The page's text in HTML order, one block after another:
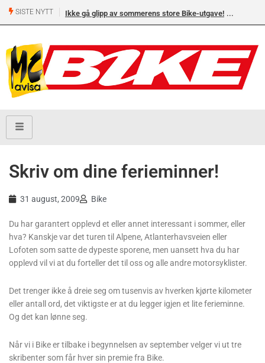
SISTE NYTT Ikke gå glipp av sommerens store Bike-utgave!
Skriv om dine ferieminner!
31 august, 2009 Bike
Du har garantert opplevd et eller annet interessant i sommer, eller
hva? Kanskje var det turen til Alpene, Atlanterhavsveien eller
Lofoten som satte de dypeste sporene, men uansett hva du har
opplevd vil vi at du forteller det til oss og alle andre motorsyklister.
Det trenger ikke å dreie seg om tusenvis av hverken kjørte kilometer
eller antall ord, det viktigste er at du legger igjen et lite ferieminne.
Og det kan lønne seg.
Når vi i Bike er tilbake i begynnelsen av september velger vi ut tre
skribenter som får hver sin premie fra Bike.